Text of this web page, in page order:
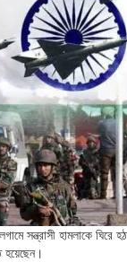
সন্ত্রাসী হামলাকে ঘিরে
হয়েছেন।